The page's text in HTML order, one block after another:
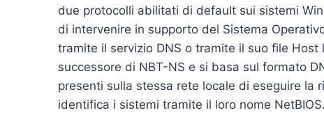
due protocolli abilitati di default sui sistemi
di intervenire in supporto del Sistema
tramite il servizio DNS o tramite il suo file
successore di NBT-NS e si basa sul formato
presenti sulla stessa rete locale di eseguire la
identifica i sistemi tramite il loro nome NetBIOS.